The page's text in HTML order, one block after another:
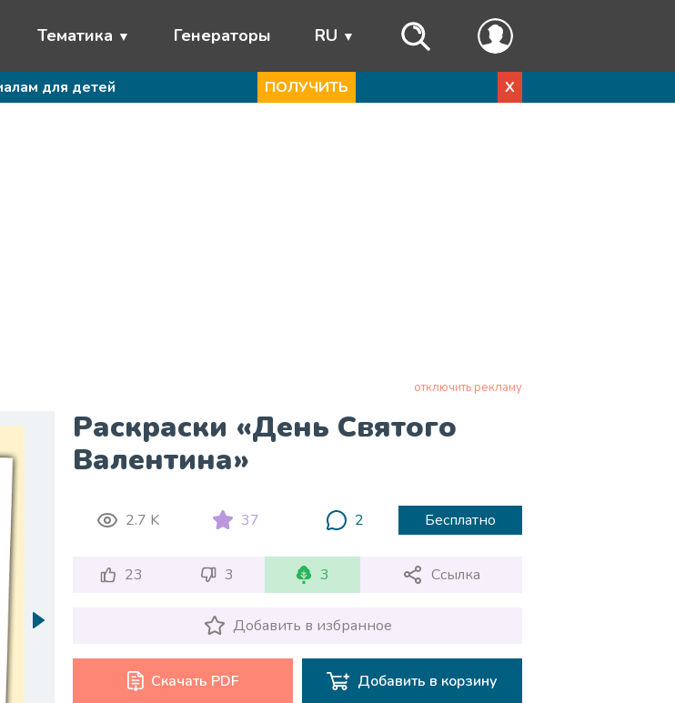
Тематика Генераторы RU
для детей ПОЛУЧИТЬ X
отключить рекламу
Раскраски «День Святого
Валентина»
2.7 K 37 2 Бесплатно
23 3 3 Ссылка
Добавить в избранное
Скачать PDF Добавить в корзину